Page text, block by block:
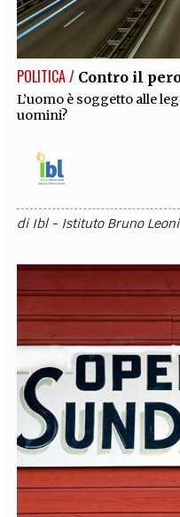
RUBRICHE LIBRI
POLITICA / Contro il
L’uomo è soggetto alle
uomini?
di Ibl - Istituto Bruno Leoni